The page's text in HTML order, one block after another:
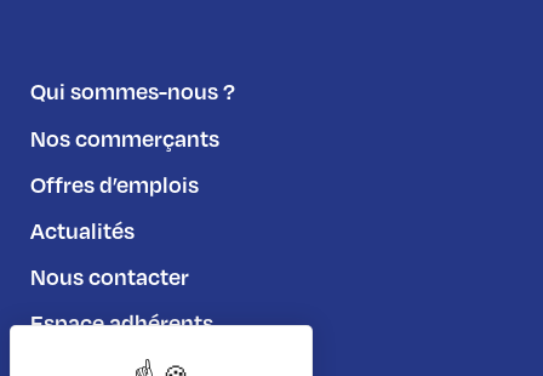
Qui sommes-nous ?
Nos commerçants
Offres d’emplois
Actualités
Nous contacter
Espace adhérents
Règlement du jeu